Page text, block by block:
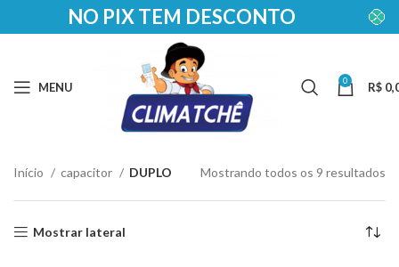
NO PIX TEM DESCONTO
MENU 0 R$
Início capacitor DUPLO Mostrando todos os 9 resultados
Mostrar lateral